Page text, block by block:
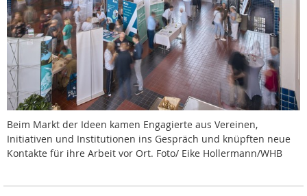
Beim Markt der Ideen kamen Engagierte aus Vereinen,
Initiativen und Institutionen ins Gespräch und knüpften neue
Kontakte für ihre Arbeit vor Ort. Foto/ Eike Hollermann/WHB